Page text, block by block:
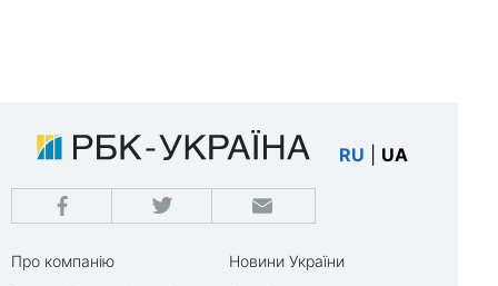
RU UA
Про компанію
Новини України